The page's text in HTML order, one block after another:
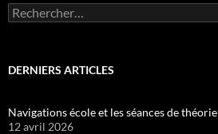
Rechercher :
DERNIERS ARTICLES
Navigations école et les séances de théorie
12 avril 2026